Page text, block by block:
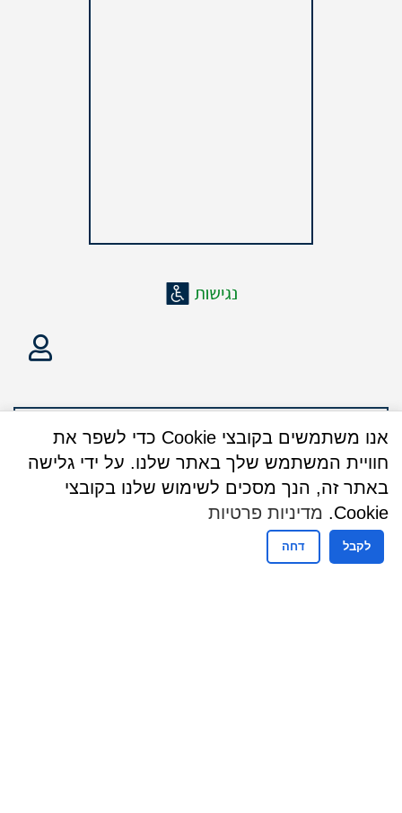
אנו משתמשים בקובצי Cookie כדי לשפר את
חוויית המשתמש שלך באתר שלנו. על ידי גלישה
באתר זה, הנך מסכים לשימוש שלנו בקובצי
Cookie.
מדיניות פרטיות
לקבל דחה